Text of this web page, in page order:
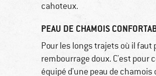
cahoteux.
PEAU DE CHAMOIS
Pour les longs trajets où il
rembourrage doux. C'est pour
équipé d'une peau de